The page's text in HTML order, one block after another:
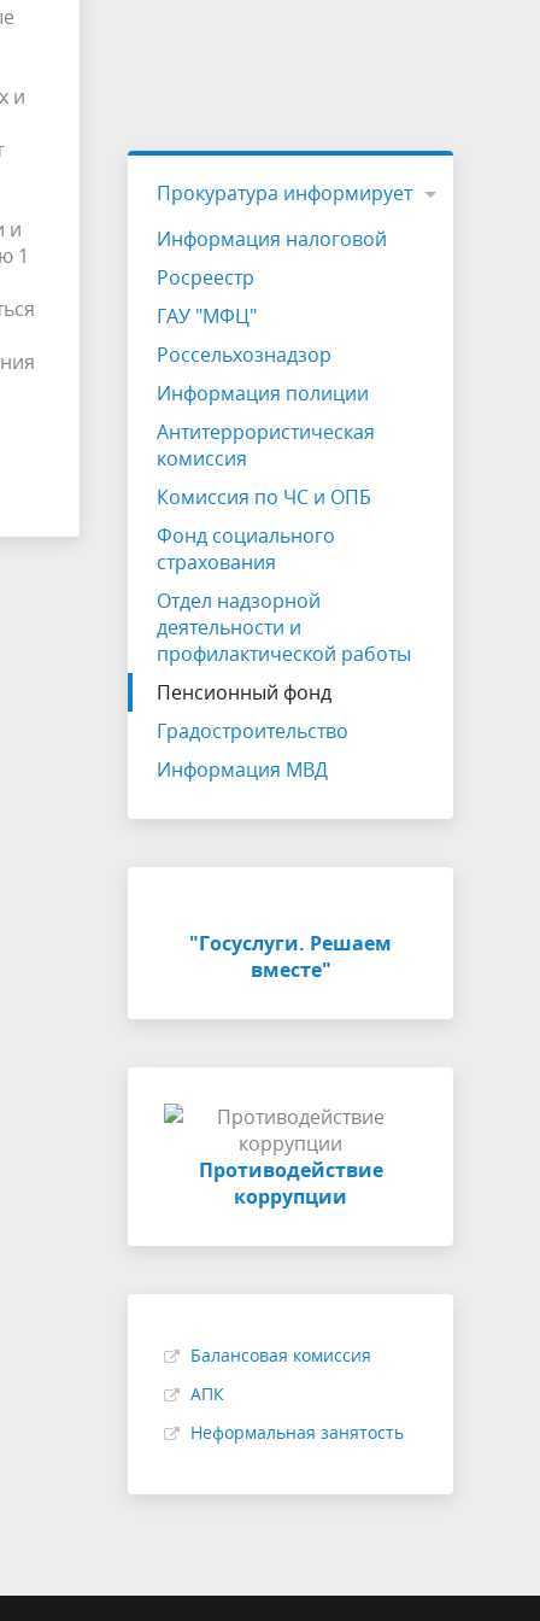
и
и
1
Прокуратура информирует
Информация налоговой
Росреестр
ГАУ "МФЦ"
Россельхознадзор
Информация полиции
Антитеррористическая
комиссия
Комиссия по ЧС и ОПБ
Фонд социального
страхования
Отдел надзорной
деятельности и
профилактической работы
Пенсионный фонд
Градостроительство
Информация МВД
"Госуслуги. Решаем
вместе"
Противодействие
коррупции
Балансовая комиссия
АПК
Неформальная занятость